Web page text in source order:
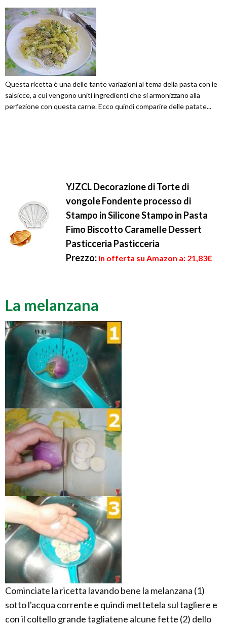
Questa ricetta è una delle tante variazioni al tema della pasta con le
salsicce, a cui vengono uniti ingredienti che si armonizzano alla
perfezione con questa carne. Ecco quindi comparire delle patate...
YJZCL Decorazione di Torte di
vongole Fondente processo di
Stampo in Silicone Stampo in Pasta
Fimo Biscotto Caramelle Dessert
Pasticceria Pasticceria
Prezzo: in offerta su Amazon a: 21,83€
La melanzana
Cominciate la ricetta lavando bene la melanzana (1)
sotto l'acqua corrente e quindi mettetela sul tagliere e
con il coltello grande tagliatene alcune fette (2) dello